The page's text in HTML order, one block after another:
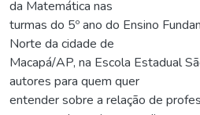
da Matemática nas
turmas do 5º ano do Ensino
Norte da cidade de
Macapá/AP, na Escola Estadual
autores para quem quer
entender sobre a relação de